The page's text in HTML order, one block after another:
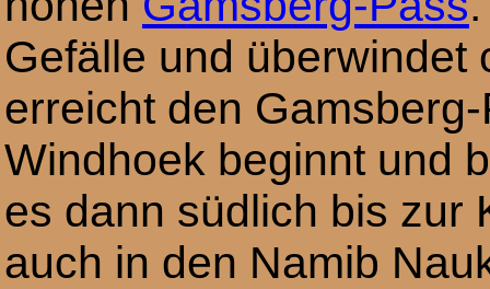
Gefälle und überwindet
erreicht den
Windhoek beginnt und
es dann südlich bis zur
auch in den Namib